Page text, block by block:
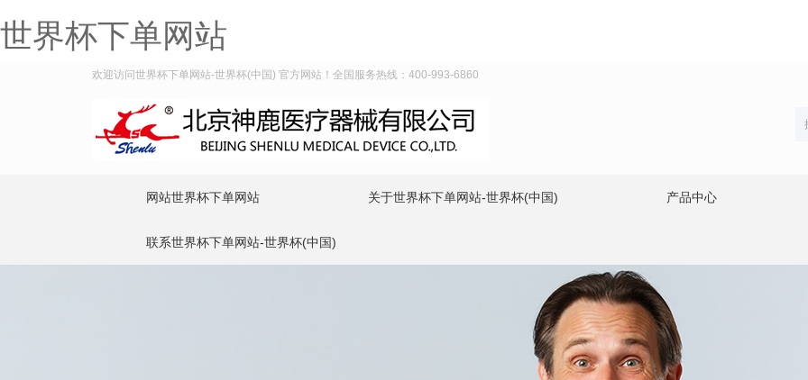
世界杯下单网站
欢迎访问世界杯下单网站-世界杯(中国) 官方网站！全国服务热线：400-993-6860
网站世界杯下单网站 关于世界杯下单网站-世界杯(中国) 产品中心
联系世界杯下单网站-世界杯(中国)